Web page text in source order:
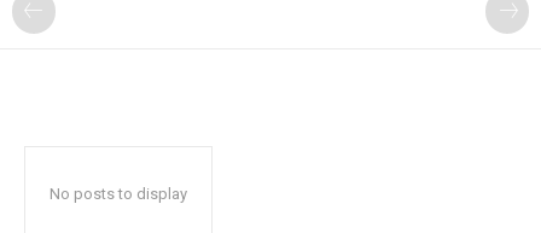
No posts to display